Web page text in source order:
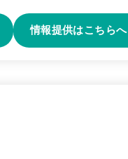
情報提供はこちらへ